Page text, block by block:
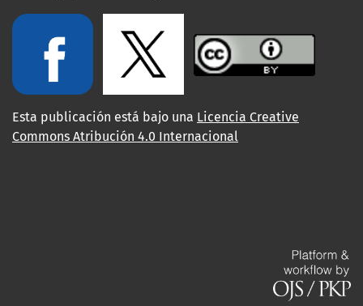
Esta publicación está bajo una Licencia Creative
Commons Atribución 4.0 Internacional